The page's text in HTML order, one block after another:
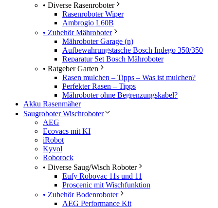
• Diverse Rasenroboter
Rasenroboter Wiper
Ambrogio L60B
• Zubehör Mähroboter
Mähroboter Garage (n)
Aufbewahrungstasche Bosch Indego 350/350
Reparatur Set Bosch Mähroboter
• Ratgeber Garten
Rasen mulchen – Tipps – Was ist mulchen?
Perfekter Rasen – Tipps
Mähroboter ohne Begrenzungskabel?
Akku Rasenmäher
Saugroboter Wischroboter
AEG
Ecovacs mit KI
iRobot
Kyvol
Roborock
• Diverse Saug/Wisch Roboter
Eufy Robovac 11s und 11
Proscenic mit Wischfunktion
• Zubehör Bodenroboter
AEG Performance Kit